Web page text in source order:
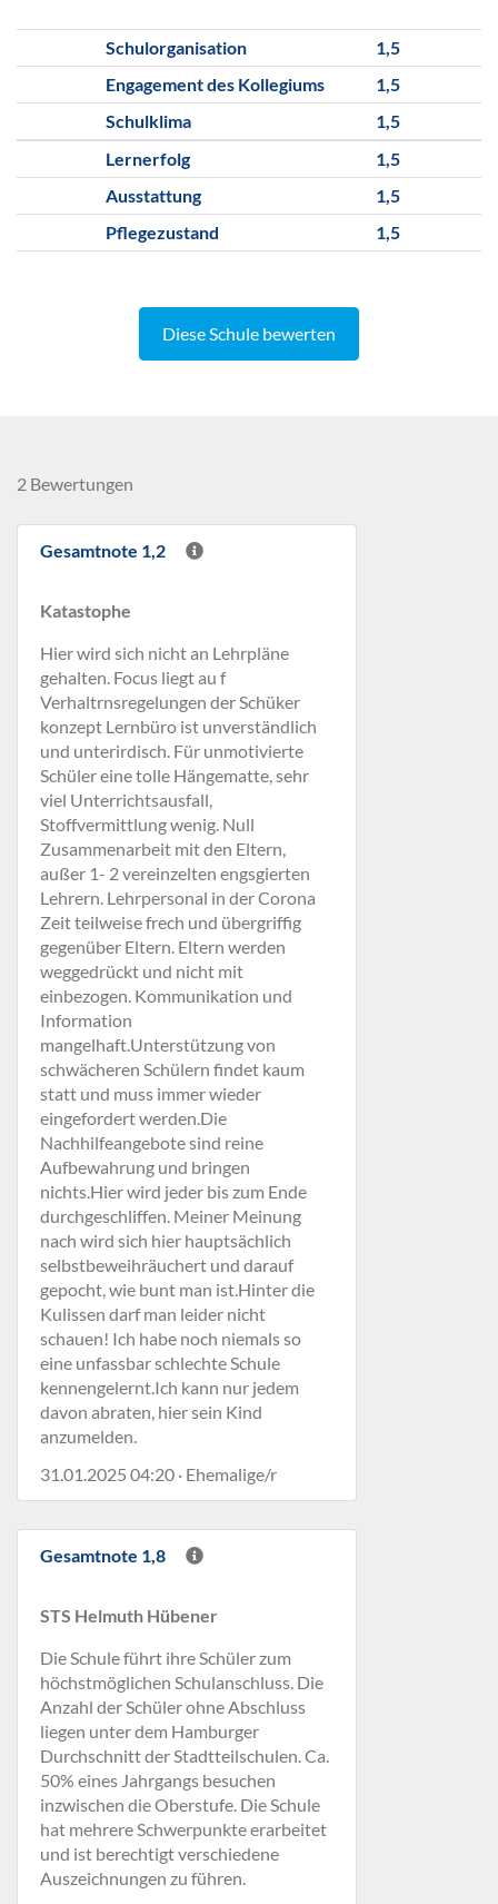
Schulorganisation
1,5
Engagement des Kollegiums
1,5
Schulklima
1,5
Lernerfolg
1,5
Ausstattung
1,5
Pflegezustand
1,5
Diese Schule bewerten
2 Bewertungen
Gesamtnote 1,2
Katastophe
Hier wird sich nicht an Lehrpläne
gehalten. Focus liegt au f
Verhaltrnsregelungen der Schüker
konzept Lernbüro ist unverständlich
und unterirdisch. Für unmotivierte
Schüler eine tolle Hängematte, sehr
viel Unterrichtsausfall,
Stoffvermittlung wenig. Null
Zusammenarbeit mit den Eltern,
außer 1- 2 vereinzelten engsgierten
Lehrern. Lehrpersonal in der Corona
Zeit teilweise frech und übergriffig
gegenüber Eltern. Eltern werden
weggedrückt und nicht mit
einbezogen. Kommunikation und
Information
mangelhaft.Unterstützung von
schwächeren Schülern findet kaum
statt und muss immer wieder
eingefordert werden.Die
Nachhilfeangebote sind reine
Aufbewahrung und bringen
nichts.Hier wird jeder bis zum Ende
durchgeschliffen. Meiner Meinung
nach wird sich hier hauptsächlich
selbstbeweihräuchert und darauf
gepocht, wie bunt man ist.Hinter die
Kulissen darf man leider nicht
schauen! Ich habe noch niemals so
eine unfassbar schlechte Schule
kennengelernt.Ich kann nur jedem
davon abraten, hier sein Kind
anzumelden.
31.01.2025 04:20 · Ehemalige/r
Gesamtnote 1,8
STS Helmuth Hübener
Die Schule führt ihre Schüler zum
höchstmöglichen Schulanschluss. Die
Anzahl der Schüler ohne Abschluss
liegen unter dem Hamburger
Durchschnitt der Stadtteilschulen. Ca.
50% eines Jahrgangs besuchen
inzwischen die Oberstufe. Die Schule
hat mehrere Schwerpunkte erarbeitet
und ist berechtigt verschiedene
Auszeichnungen zu führen.